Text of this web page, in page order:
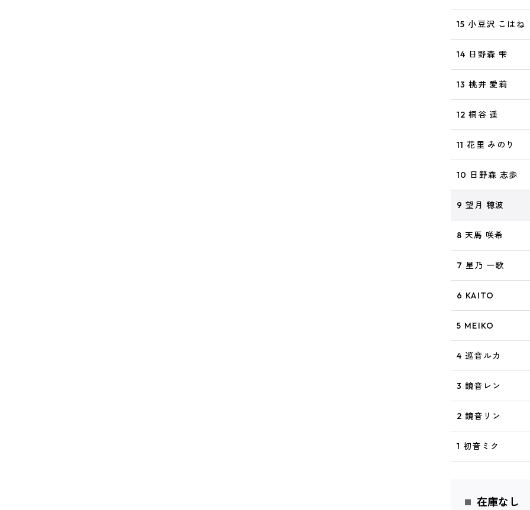
15 小豆沢 こはね
14 日野森 雫
13 桃井 愛莉
12 桐谷 遥
11 花里 みのり
10 日野森 志歩
9 望月 穂波
8 天馬 咲希
7 星乃 一歌
6 KAITO
5 MEIKO
4 巡音ルカ
3 鏡音レン
2 鏡音リン
1 初音ミク
在庫なし